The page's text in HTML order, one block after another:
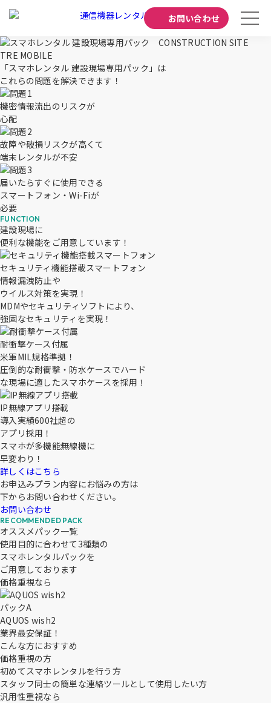
お問い合わせ
TRE MOBILE
「スマホレンタル 建設現場専用パック」は
これらの問題を解決できます！
機密情報流出のリスクが
心配
故障や破損リスクが高くて
端末レンタルが不安
届いたらすぐに使用できる
スマートフォン・Wi-Fiが
必要
建設現場に
便利な機能をご用意しています！
セキュリティ機能搭載スマートフォン
情報漏洩防止や
ウイルス対策を実現！
MDMやセキュリティソフトにより、
強固なセキュリティを実現！
耐衝撃ケース付属
米軍MIL規格準拠！
圧倒的な耐衝撃・防水ケースでハード
な現場に適したスマホケースを採用！
IP無線アプリ搭載
導入実績600社超の
アプリ採用！
スマホが多機能無線機に
早変わり！
詳しくはこちら
お申込みプラン内容にお悩みの方は
下からお問い合わせください。
お問い合わせ
オススメパック一覧
使用目的に合わせて3種類の
スマホレンタルパックを
ご用意しております
価格重視なら
パックA
AQUOS wish2
業界最安保証！
こんな方におすすめ
価格重視の方
初めてスマホレンタルを行う方
スタッフ同士の簡単な連絡ツールとして使用したい方
汎用性重視なら